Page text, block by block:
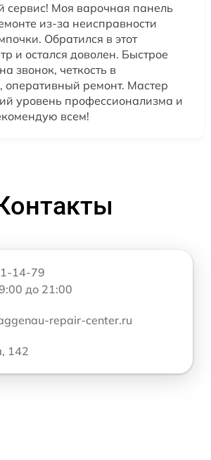
сервис! Моя варочная панель
из-за неисправности
Обратился в этот
и остался доволен. Быстрое
звонок, четкость в
ремонт. Мастер
уровень профессионализма и
всем!
14-79
до 21:00
repair-center.ru
142